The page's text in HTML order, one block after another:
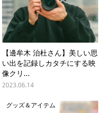
【邊牟木 治杜さん】美しい思
い出を記録しカタチにする映
像クリ...
2023.06.14
グッズ＆アイテム